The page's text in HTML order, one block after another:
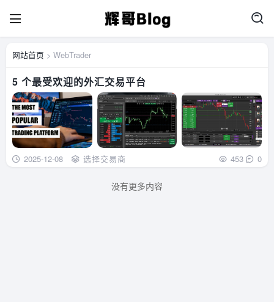
网站首页 > WebTrader
5 个最受欢迎的外汇交易平台
2025-12-08 选择交易商 453 0
没有更多内容